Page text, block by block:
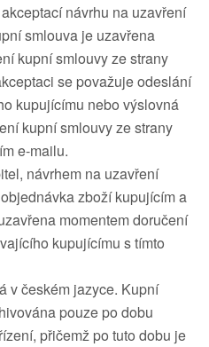
návrhu na uzavření
smlouva je uzavřena
kupní smlouvy ze strany
se považuje odeslání
kupujícímu nebo výslovná
kupní smlouvy ze strany
e-mailu.
návrhem na uzavření
zboží kupujícím a
momentem doručení
kupujícímu s tímto
v českém jazyce. Kupní
pouze po dobu
přičemž po tuto dobu je